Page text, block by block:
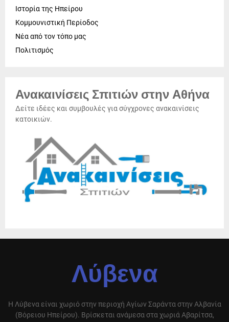
Ιστορία της Ηπείρου
Κομμουνιστική Περίοδος
Νέα από τον τόπο μας
Πολιτισμός
Ανακαινίσεις Σπιτιών στην Αθήνα
Δείτε ιδέες και συμβουλές για σύγχρονες ανακαινίσεις
κατοικιών.
Λύβενα
Η Λύβενα είναι χωριό στην περιοχή Αγίων Σαράντα στην Αλβανία
(Βόρειου Ηπείρου). Βρίσκεται ανάμεσα στα χωριά Αβαρίτσα,